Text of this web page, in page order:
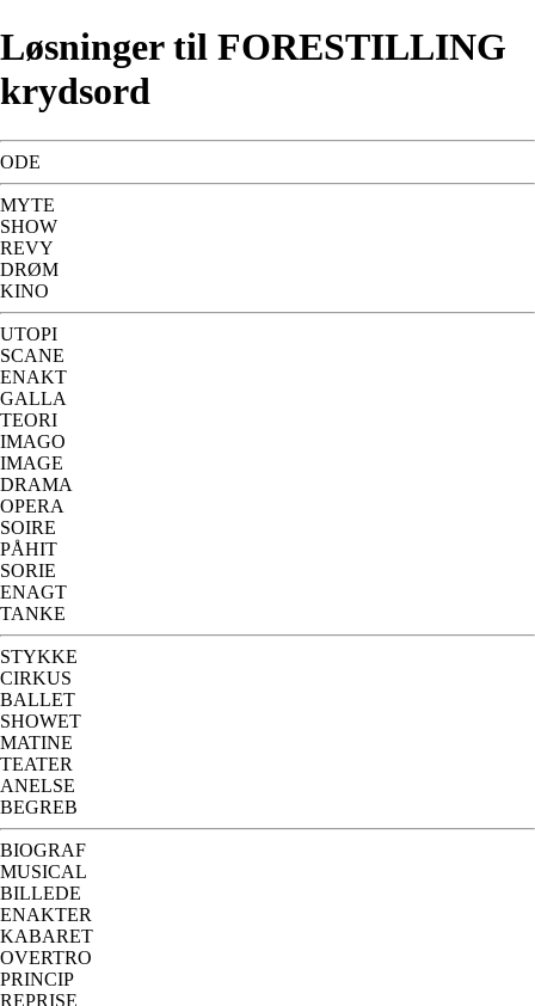
Løsninger til FORESTILLING
krydsord
ODE
MYTE
SHOW
REVY
DRØM
KINO
UTOPI
SCANE
ENAKT
GALLA
TEORI
IMAGO
IMAGE
DRAMA
OPERA
SOIRE
PÅHIT
SORIE
ENAGT
TANKE
STYKKE
CIRKUS
BALLET
SHOWET
MATINE
TEATER
ANELSE
BEGREB
BIOGRAF
MUSICAL
BILLEDE
ENAKTER
KABARET
OVERTRO
PRINCIP
REPRISE